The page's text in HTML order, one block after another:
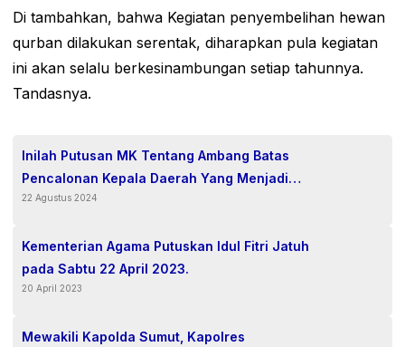
Di tambahkan, bahwa Kegiatan penyembelihan hewan
qurban dilakukan serentak, diharapkan pula kegiatan
ini akan selalu berkesinambungan setiap tahunnya.
Tandasnya.
Inilah Putusan MK Tentang Ambang Batas
Pencalonan Kepala Daerah Yang Menjadi
Pembahasan Publik.
22 Agustus 2024
Kementerian Agama Putuskan Idul Fitri Jatuh
pada Sabtu 22 April 2023.
20 April 2023
Mewakili Kapolda Sumut, Kapolres